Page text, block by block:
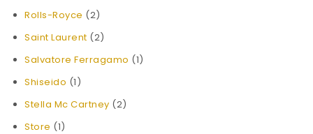
Rolls-Royce (2)
Saint Laurent (2)
Salvatore Ferragamo (1)
Shiseido (1)
Stella Mc Cartney (2)
Store (1)